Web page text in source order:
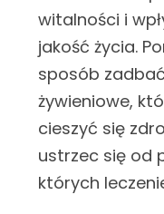
witalności i
jakość życia.
sposób
żywieniowe,
cieszyć się
ustrzec się od
których